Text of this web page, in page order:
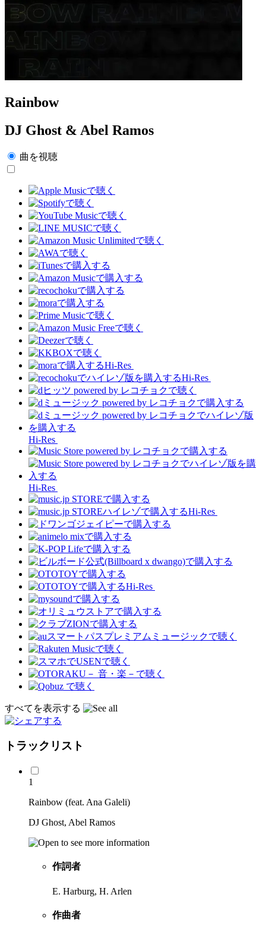
Rainbow
DJ Ghost & Abel Ramos
曲を視聴
Hi-Res
Hi-Res
Hi-Res
Hi-Res
Hi-Res
Hi-Res
すべてを表示する
トラックリスト
1
Rainbow (feat. Ana Galeli)
DJ Ghost, Abel Ramos
作詞者
E. Harburg, H. Arlen
作曲者